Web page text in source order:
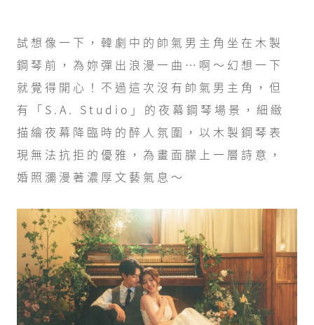
試想像一下，韓劇中的帥氣男主角坐在木製
鋼琴前，為妳彈出浪漫一曲⋯啊～幻想一下
就覺得開心！不過這次沒有帥氣男主角，但
有「S.A. Studio」的夜幕鋼琴場景，細緻
描繪夜幕降臨時的醉人氛圍，以木製鋼琴表
現無法抗拒的優雅，為畫面朦上一層詩意，
婚照瀰漫著濃厚文藝氣息～